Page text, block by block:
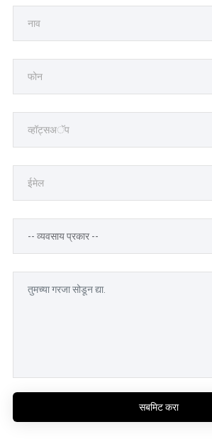
सबमिट करा